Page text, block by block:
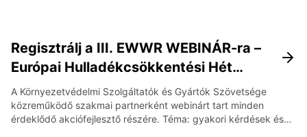
Regisztrálj a III. EWWR WEBINÁR-ra –
Európai Hulladékcsökkentési Hét
2025!
A Környezetvédelmi Szolgáltatók és Gyártók Szövetsége
közreműködő szakmai partnerként webinárt tart minden
érdeklődő akciófejlesztő részére. Téma: gyakori kérdések és